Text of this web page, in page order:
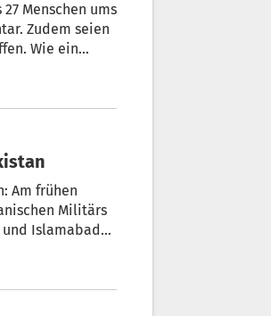
Menschen ums
Zudem seien
Wie ein
Am frühen
Militärs
Islamabad